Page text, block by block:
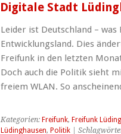
Digitale Stadt
Leider ist Deutschland –
Entwicklungsland. Dies
Freifunk in den letzten
Doch auch die Politik sieht
freiem WLAN. So
Kategorien: Freifunk, Freifunk
Lüdinghausen, Politik|